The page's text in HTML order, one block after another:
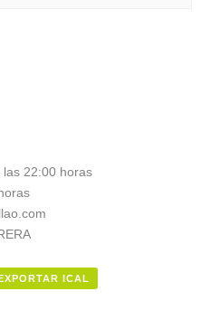
22:00 horas
ICAL